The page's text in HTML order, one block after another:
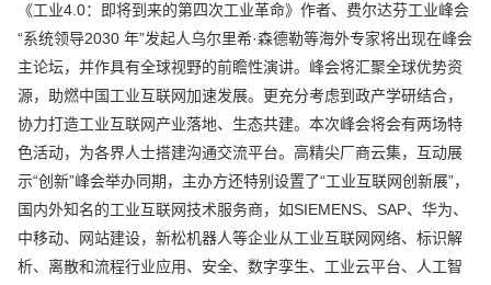
《工业4.0：即将到来的第四次工业革命》作者、费尔达芬工业峰会
“系统领导2030 年”发起人乌尔里希·森德勒等海外专家将出现在峰会
主论坛，并作具有全球视野的前瞻性演讲。峰会将汇聚全球优势资
源，助燃中国工业互联网加速发展。更充分考虑到政产学研结合，
协力打造工业互联网产业落地、生态共建。本次峰会将会有两场特
色活动，为各界人士搭建沟通交流平台。高精尖厂商云集，互动展
示“创新”峰会举办同期，主办方还特别设置了“工业互联网创新展”，
国内外知名的工业互联网技术服务商，如SIEMENS、SAP、华为、
中移动、网站建设，新松机器人等企业从工业互联网网络、标识解
析、离散和流程行业应用、安全、数字孪生、工业云平台、人工智